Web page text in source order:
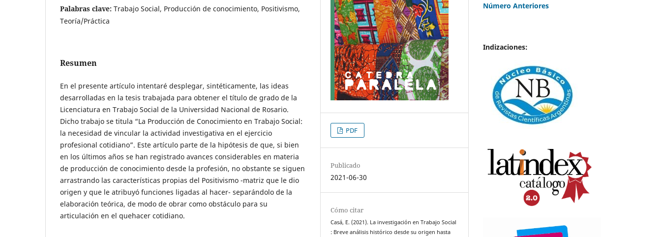
Palabras clave: Trabajo Social, Producción de conocimiento, Positivismo,
Teoría/Práctica
Resumen
En el presente artículo intentaré desplegar, sintéticamente, las ideas
desarrolladas en la tesis trabajada para obtener el título de grado de la
Licenciatura en Trabajo Social de la Universidad Nacional de Rosario.
Dicho trabajo se titula “La Producción de Conocimiento en Trabajo Social:
la necesidad de vincular la actividad investigativa en el ejercicio
profesional cotidiano”. Este artículo parte de la hipótesis de que, si bien
en los últimos años se han registrado avances considerables en materia
de producción de conocimiento desde la profesión, no obstante se siguen
arrastrando las características propias del Positivismo -matriz que le dio
origen y que le atribuyó funciones ligadas al hacer- separándolo de la
elaboración teórica, de modo de obrar como obstáculo para su
articulación en el quehacer cotidiano.
PDF
Publicado
2021-06-30
Cómo citar
Casá, E. (2021). La investigación en Trabajo Social
: Breve análisis histórico desde su origen hasta
Número Anteriores
Indizaciones: